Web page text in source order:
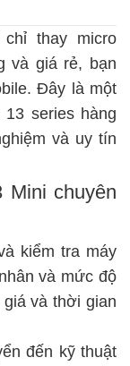
chỉthay micro
và giá rẻ, bạn
Đây là một
13 series hàng
và uy tín
Mini chuyên
kiểm tra máy
và mức độ
và thời gian
đến kỹ thuật